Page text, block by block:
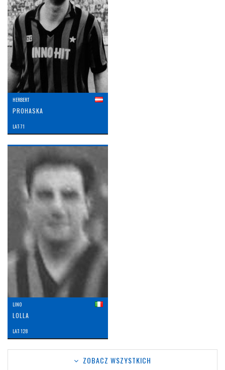
HERBERT
PROHASKA
LAT: 71
LINO
LOLLA
LAT: 128
ZOBACZ WSZYSTKICH